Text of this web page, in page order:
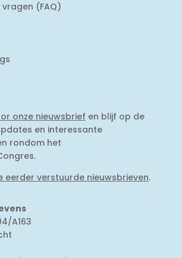
(FAQ)
onze nieuwsbrief en blijf op de
en interessante
rondom het
eerder verstuurde nieuwsbrieven.
A163